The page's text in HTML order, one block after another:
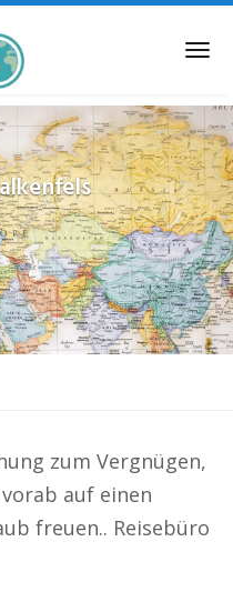
zum Vergnügen,
auf einen
freuen.. Reisebüro